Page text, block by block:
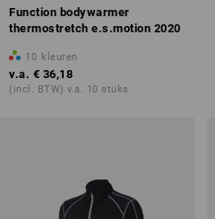
Function bodywarmer
thermostretch e.s.motion 2020
10 kleuren
v.a. € 36,18
(incl. BTW) v.a. 10 stuks